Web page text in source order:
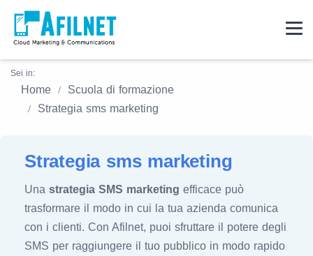
Sei in:
Home
Scuola di formazione
Strategia sms marketing
Strategia sms marketing
Una strategia SMS marketing efficace può
trasformare il modo in cui la tua azienda comunica
con i clienti. Con Afilnet, puoi sfruttare il potere degli
SMS per raggiungere il tuo pubblico in modo rapido